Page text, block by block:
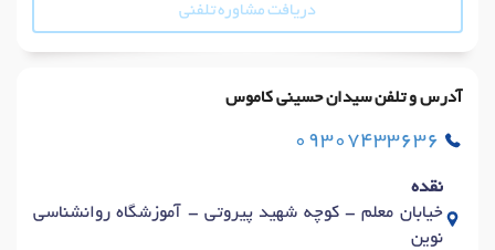
دریافت مشاوره تلفنی
آدرس و تلفن سیدان حسینی کاموس
09307433636
نقده
خیابان معلم - کوچه شهید پیروتی - آموزشگاه روانشناسی
نوین